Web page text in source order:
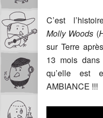
C’est
Molly Woods (
sur Terre
13 mois dans
qu’elle est
AMBIANCE !!!